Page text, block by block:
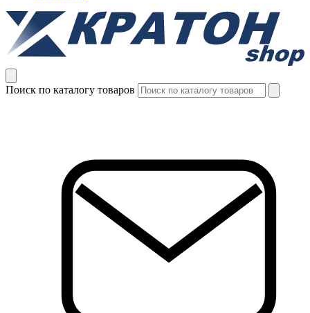
Поиск по каталогу товаров